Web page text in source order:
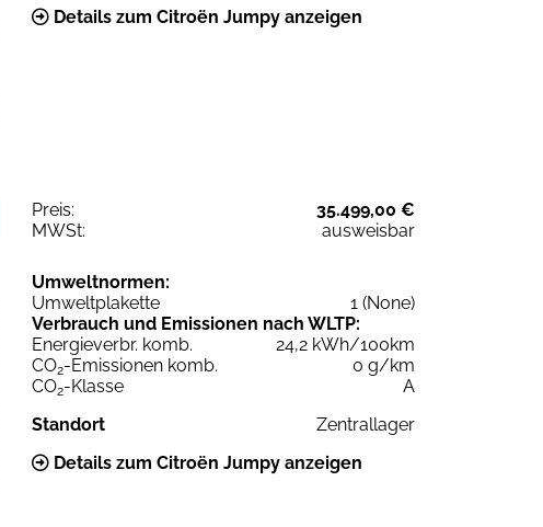
Details zum Citroën Jumpy anzeigen
Preis:
35.499,00 €
MWSt:
ausweisbar
Umweltnormen:
Umweltplakette
1 (None)
Verbrauch und Emissionen nach WLTP:
Energieverbr. komb.
24,2 kWh/100km
CO2-Emissionen komb.
0 g/km
CO2-Klasse
A
Standort
Zentrallager
Details zum Citroën Jumpy anzeigen